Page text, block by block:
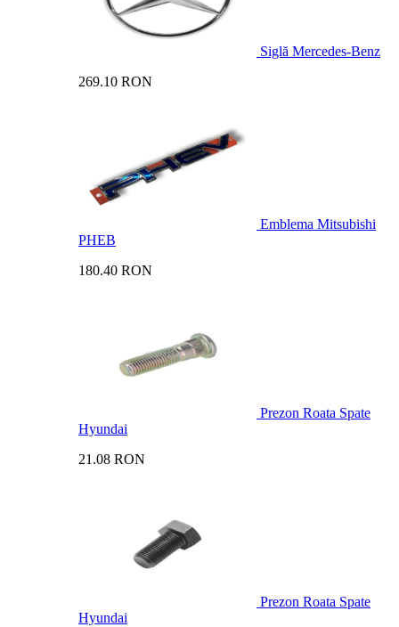
Siglă Mercedes-Benz
269.10 RON
Emblema Mitsubishi
PHEB
180.40 RON
Prezon Roata Spate
Hyundai
21.08 RON
Prezon Roata Spate
Hyundai